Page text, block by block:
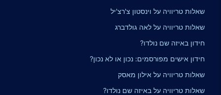
שאלות טריוויה על וינסטון צ'רצ'יל
שאלות טריוויה על לאה גולדברג
חידון באיזה שם נולדו?
חידון אישים מפורסמים: נכון או לא נכון?
שאלות טריוויה על אילון מאסק
שאלות טריוויה על באיזה שם נולדו?